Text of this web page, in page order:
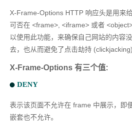
X-Frame-Options HTTP 响应头是用来
可否在 <frame>, <iframe> 或者
以使用此功能，来确保自己网站的内容
去，也从而避免了点击劫持 (clickjacking)
X-Frame-Options 有三个值:
DENY
表示该页面不允许在 frame 中展示，即
嵌套也不允许。